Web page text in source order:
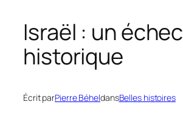
Israël : un échec
historique
Écrit parPierre BéheldansBelles histoires